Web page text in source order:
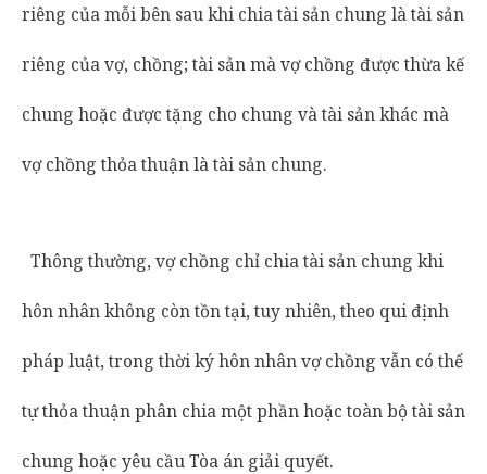
riêng của mỗi bên sau khi chia tài sản chung là tài sản
riêng của vợ, chồng; tài sản mà vợ chồng được thừa kế
chung hoặc được tặng cho chung và tài sản khác mà
vợ chồng thỏa thuận là tài sản chung.
Thông thường, vợ chồng chỉ chia tài sản chung khi
hôn nhân không còn tồn tại, tuy nhiên, theo qui định
pháp luật, trong thời ký hôn nhân vợ chồng vẫn có thể
tự thỏa thuận phân chia một phần hoặc toàn bộ tài sản
chung hoặc yêu cầu Tòa án giải quyết.